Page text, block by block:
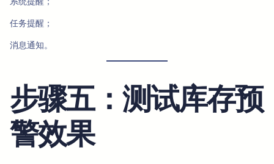
任务提醒；
消息通知。
步骤五：测试库存预
警效果